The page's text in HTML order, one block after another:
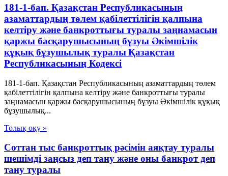
181-1-бап. Қазақстан Республикасының
азаматтардың төлем қабілеттілігін қалпына
келтіру және банкроттығы туралы заңнамасын
қаржы басқарушысының бұзуы Әкімшілік
құқық бұзушылық туралы Қазақстан
Республикасының Кодексі
181-1-бап. Қазақстан Республикасының азаматтардың төлем
қабілеттілігін қалпына келтіру және банкроттығы туралы
заңнамасын қаржы басқарушысының бұзуы Әкімшілік құқық
бұзушылық...
Толық оқу »
Соттан тыс банкроттық рәсімін аяқтау туралы
шешімді заңсыз деп тану және оны банкрот деп
тану туралы